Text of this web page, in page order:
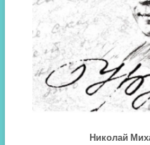
Николай